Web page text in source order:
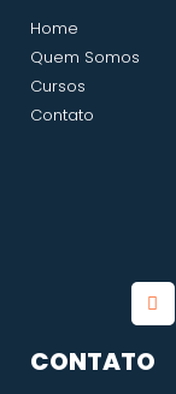
Home
Quem Somos
Cursos
Contato
CONTATO